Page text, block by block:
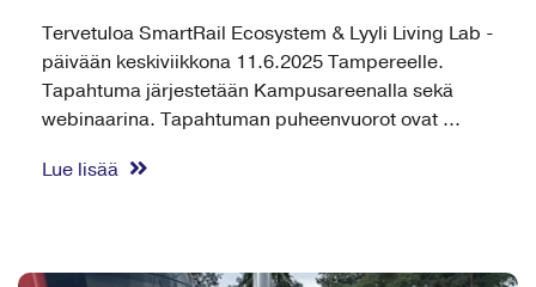
Tervetuloa SmartRail Ecosystem & Lyyli Living Lab -
päivään keskiviikkona 11.6.2025 Tampereelle.
Tapahtuma järjestetään Kampusareenalla sekä
webinaarina. Tapahtuman puheenvuorot ovat ...
Lue lisää